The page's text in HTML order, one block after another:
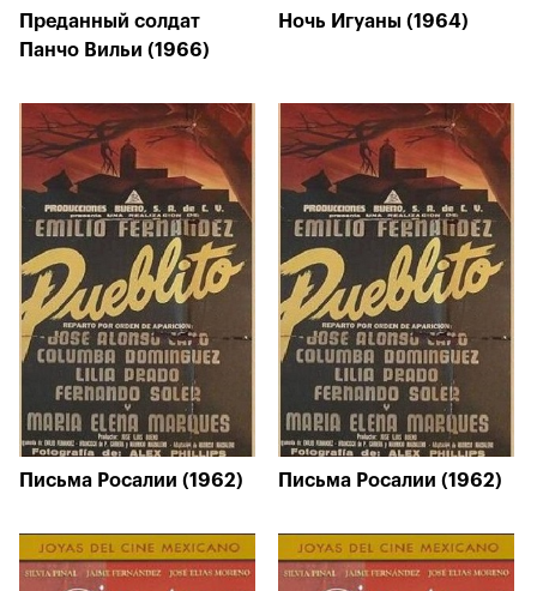
Преданный солдат
Панчо Вильи (1966)
Ночь Игуаны (1964)
Письма Росалии (1962) Письма Росалии (1962)